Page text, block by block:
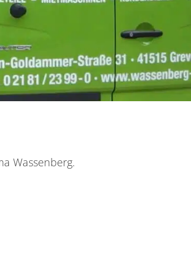
Wassenberg.